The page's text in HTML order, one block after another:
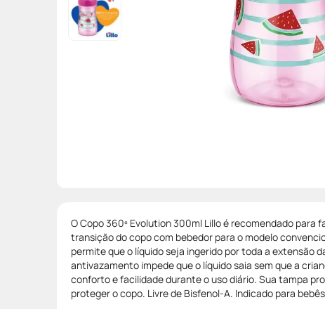
O Copo 360º Evolution 300ml Lillo é recomendado para
transição do copo com bebedor para o modelo
permite que o líquido seja ingerido por toda a extensão
antivazamento impede que o líquido saia sem que a
conforto e facilidade durante o uso diário. Sua tampa
proteger o copo. Livre de Bisfenol-A. Indicado para